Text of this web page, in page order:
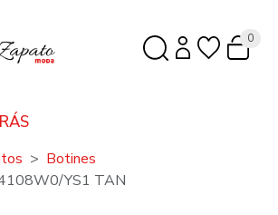
0
Botines
YS1 TAN